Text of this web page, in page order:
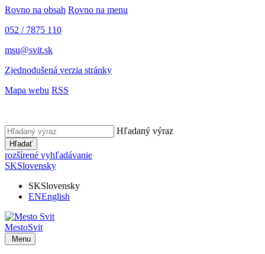
Rovno na obsah Rovno na menu
052 / 7875 110
msu@svit.sk
Zjednodušená verzia stránky
Mapa webu RSS
Hľadaný výraz
Hľadať
rozšírené vyhľadávanie
SKSlovensky
SKSlovensky
ENEnglish
MestoSvit
Menu